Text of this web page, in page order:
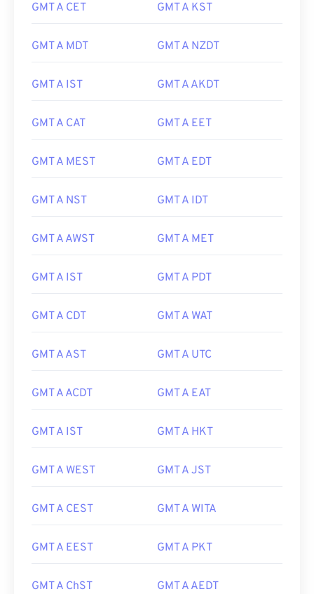
GMT A CET GMT A KST
GMT A MDT GMT A NZDT
GMT A IST GMT A AKDT
GMT A CAT GMT A EET
GMT A MEST GMT A EDT
GMT A NST GMT A IDT
GMT A AWST GMT A MET
GMT A IST GMT A PDT
GMT A CDT GMT A WAT
GMT A AST GMT A UTC
GMT A ACDT GMT A EAT
GMT A IST GMT A HKT
GMT A WEST GMT A JST
GMT A CEST GMT A WITA
GMT A EEST GMT A PKT
GMT A ChST GMT A AEDT